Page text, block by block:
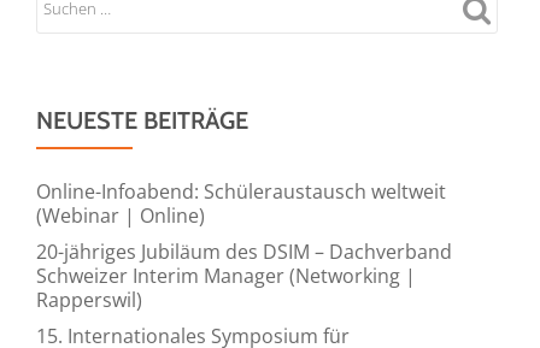
NEUESTE BEITRÄGE
Online-Infoabend: Schüleraustausch weltweit
(Webinar | Online)
20-jähriges Jubiläum des DSIM – Dachverband
Schweizer Interim Manager (Networking |
Rapperswil)
15. Internationales Symposium für